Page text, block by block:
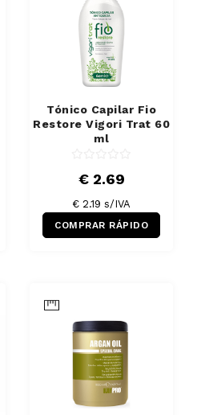
Tónico Capilar Fio
Restore Vigori Trat 60
ml
€ 2.69
€ 2.19 s/IVA
COMPRAR RÁPIDO